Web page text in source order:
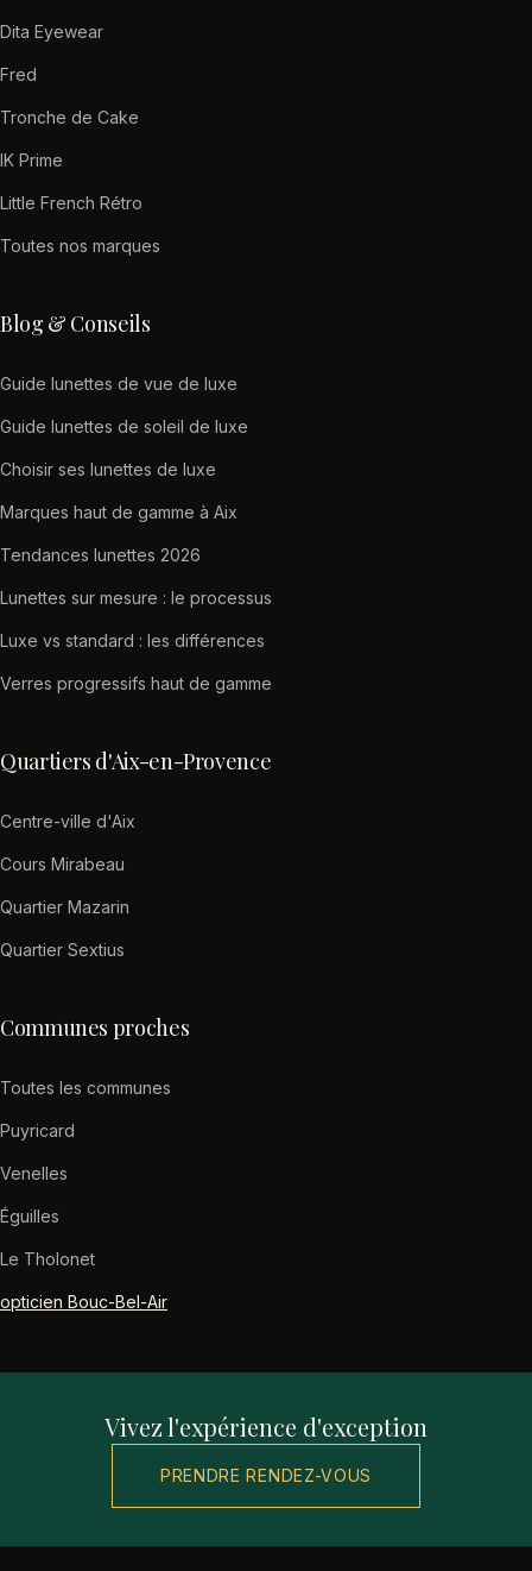
Dita Eyewear
Fred
Tronche de Cake
IK Prime
Little French Rétro
Toutes nos marques
Blog & Conseils
Guide lunettes de vue de luxe
Guide lunettes de soleil de luxe
Choisir ses lunettes de luxe
Marques haut de gamme à Aix
Tendances lunettes 2026
Lunettes sur mesure : le processus
Luxe vs standard : les différences
Verres progressifs haut de gamme
Quartiers d'Aix-en-Provence
Centre-ville d'Aix
Cours Mirabeau
Quartier Mazarin
Quartier Sextius
Communes proches
Toutes les communes
Puyricard
Venelles
Éguilles
Le Tholonet
opticien Bouc-Bel-Air
Vivez l'expérience d'exception
PRENDRE RENDEZ-VOUS